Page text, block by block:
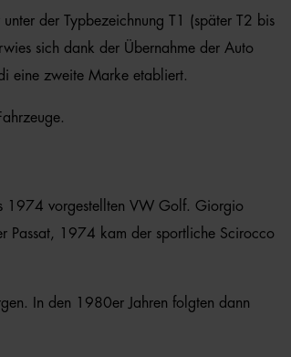
der Typbezeichnung T1 (später T2 bis
sich dank der Übernahme der Auto
eine zweite Marke etabliert.
1974 vorgestellten VW Golf. Giorgio
Passat, 1974 kam der sportliche Scirocco
In den 1980er Jahren folgten dann